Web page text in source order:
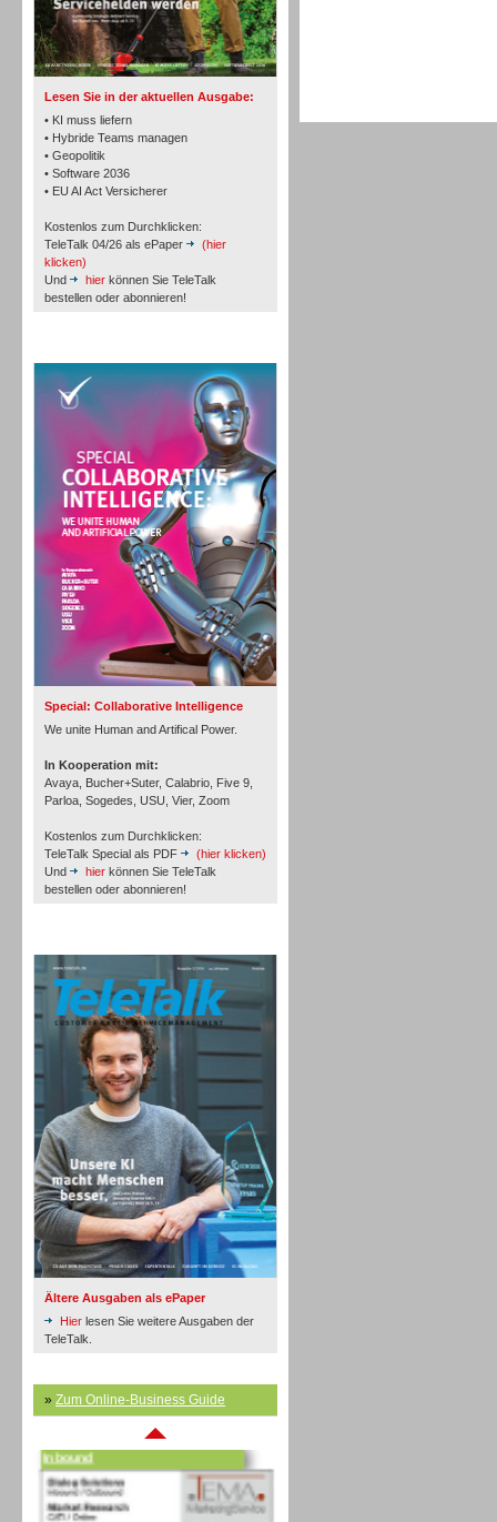
Lesen Sie in der aktuellen Ausgabe:
• KI muss liefern
• Hybride Teams managen
• Geopolitik
• Software 2036
• EU AI Act Versicherer
Kostenlos zum Durchklicken:
TeleTalk 04/26 als ePaper
(hier
klicken)
Und
hier können Sie TeleTalk
bestellen oder abonnieren!
Special: Collaborative Intelligence
We unite Human and Artifical Power.
In Kooperation mit:
Avaya, Bucher+Suter, Calabrio, Five 9,
Parloa, Sogedes, USU, Vier, Zoom
Kostenlos zum Durchklicken:
TeleTalk Special als PDF
(hier klicken)
Und
hier können Sie TeleTalk
bestellen oder abonnieren!
Ältere Ausgaben als ePaper
Hier lesen Sie weitere Ausgaben der
TeleTalk.
» Zum Online-Business Guide
TK- und ACD-Systeme
Workforce-Management
Personal
Inbound
Inbound
Inbound